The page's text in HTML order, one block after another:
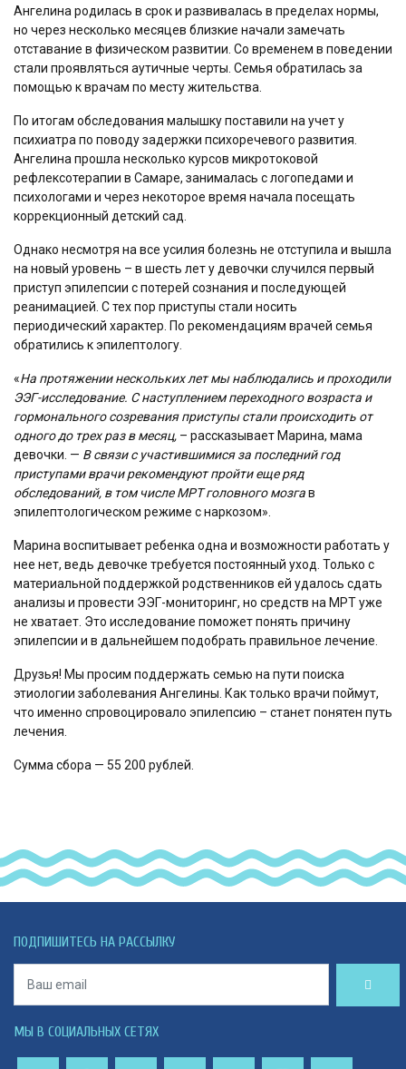
Ангелина родилась в срок и развивалась в пределах нормы,
но через несколько месяцев близкие начали замечать
отставание в физическом развитии. Со временем в поведении
стали проявляться аутичные черты. Семья обратилась за
помощью к врачам по месту жительства.
По итогам обследования малышку поставили на учет у
психиатра по поводу задержки психоречевого развития.
Ангелина прошла несколько курсов микротоковой
рефлексотерапии в Самаре, занималась с логопедами и
психологами и через некоторое время начала посещать
коррекционный детский сад.
Однако несмотря на все усилия болезнь не отступила и вышла
на новый уровень – в шесть лет у девочки случился первый
приступ эпилепсии с потерей сознания и последующей
реанимацией. С тех пор приступы стали носить
периодический характер. По рекомендациям врачей семья
обратились к эпилептологу.
«На протяжении нескольких лет мы наблюдались и проходили
ЭЭГ-исследование. С наступлением переходного возраста и
гормонального созревания приступы стали происходить от
одного до трех раз в месяц, – рассказывает Марина, мама
девочки. — В связи с участившимися за последний год
приступами врачи рекомендуют пройти еще ряд
обследований, в том числе МРТ головного мозгав
эпилептологическом режиме с наркозом».
Марина воспитывает ребенка одна и возможности работать у
нее нет, ведь девочке требуется постоянный уход. Только с
материальной поддержкой родственников ей удалось сдать
анализы и провести ЭЭГ-мониторинг, но средств на МРТ уже
не хватает. Это исследование поможет понять причину
эпилепсии и в дальнейшем подобрать правильное лечение.
Друзья! Мы просим поддержать семью на пути поиска
этиологии заболевания Ангелины. Как только врачи поймут,
что именно спровоцировало эпилепсию – станет понятен путь
лечения.
Сумма сбора — 55 200 рублей.
ПОДПИШИТЕСЬ НА РАССЫЛКУ
МЫ В СОЦИАЛЬНЫХ СЕТЯХ